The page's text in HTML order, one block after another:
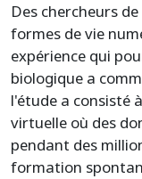
Des chercheurs
formes de vie
expérience qui
biologique a
l'étude a consisté
virtuelle où des
pendant des
formation